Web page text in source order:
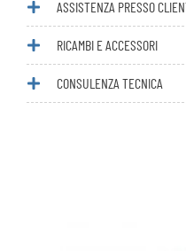
RICAMBI E ACCESSORI
CONSULENZA TECNICA